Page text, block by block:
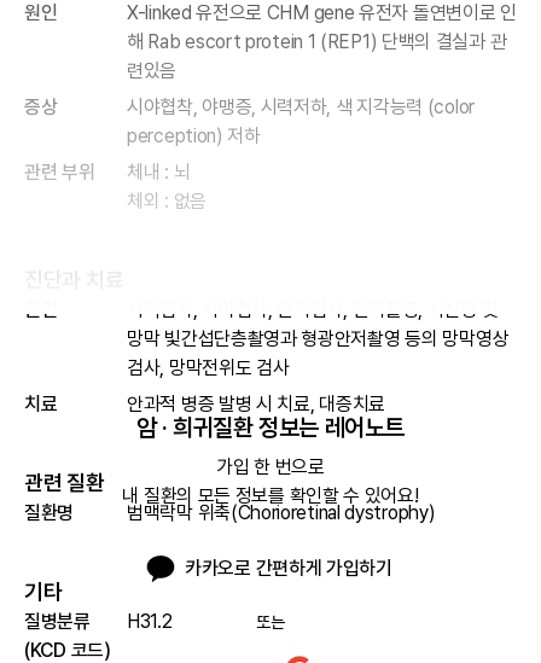
원인
X-linked 유전으로 CHM gene 유전자 돌연변이로 인
해 Rab escort protein 1 (REP1) 단백의 결실과 관
련있음
증상
시야협착, 야맹증, 시력저하, 색 지각능력 (color
perception) 저하
관련 부위
체내 : 뇌
체외 : 없음
원인
시력검사, 시야검사, 안저검사, 안저촬영, 시신경 및
망막 빛간섭단층촬영과 형광안저촬영 등의 망막영상
검사, 망막전위도 검사
치료
안과적 병증 발병 시 치료, 대증치료
관련 질환
질환명 범맥락막 위축(Chorioretinal dystrophy)
기타
질병분류
(KCD 코드)
H31.2
암 · 희귀질환 정보는 레어노트
가입 한 번으로
내 질환의 모든 정보를 확인할 수 있어요!
카카오로 간편하게 가입하기
또는